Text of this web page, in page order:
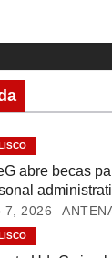
abre becas
7, 2026